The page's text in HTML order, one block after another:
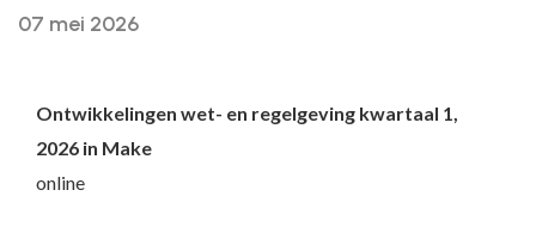
07 mei 2026
Ontwikkelingen wet- en regelgeving kwartaal 1,
2026 in Make
online